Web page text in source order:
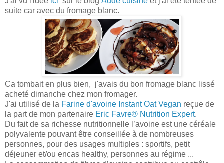
suite car avec du fromage blanc.
Ca tombait en plus bien, j'avais du bon fromage blanc lissé
acheté dimanche chez mon fromager.
J'ai utilisé de la Farine d'avoine Instant Oat Vegan reçue de
la part de mon partenaire Eric Favre® Nutrition Expert.
Du fait de sa richesse nutritionnelle l’avoine est une céréale
polyvalente pouvant être conseillée à de nombreuses
personnes, pour des usages multiples : sportifs, petit
déjeuner et/ou encas healthy, personnes au régime ...